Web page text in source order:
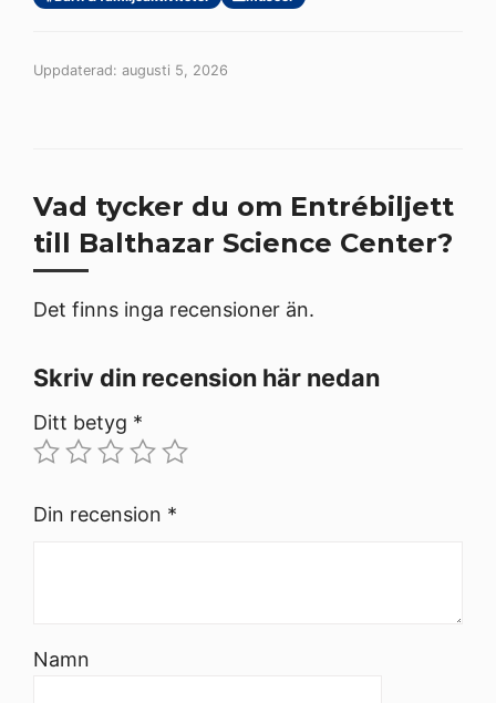
Uppdaterad: augusti 5, 2026
Vad tycker du om Entrébiljett
till Balthazar Science Center?
Det finns inga recensioner än.
Skriv din recension här nedan
Ditt betyg *
Din recension *
Namn